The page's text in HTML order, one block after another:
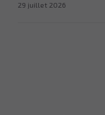
29 juillet 2026